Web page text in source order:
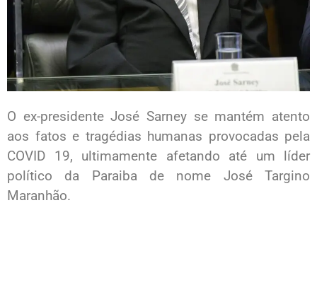
O ex-presidente José Sarney se mantém atento
aos fatos e tragédias humanas provocadas pela
COVID 19, ultimamente afetando até um líder
político da Paraiba de nome José Targino
Maranhão.